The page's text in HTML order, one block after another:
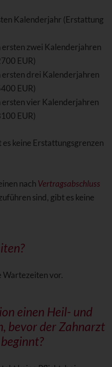
Kalenderjahr (Erstattung
ersten zwei Kalenderjahren
EUR)
ersten drei Kalenderjahren
EUR)
ersten vier Kalenderjahren
EUR)
keine Erstattungsgrenzen
nach Vertragsabschluss
sind, gibt es keine
?
Wartezeiten vor.
einen Heil- und
bevor der Zahnarzt